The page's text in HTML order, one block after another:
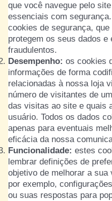
que você navegue pelo
essenciais com
cookies de segurança,
protegem os seus dados
fraudulentos.
Desempenho: os cookies
informações de forma
relacionadas à nossa loja
número de visitantes de
das visitas ao site e quais
usuário. Todos os dados
apenas para eventuais
eficácia da nossa
Funcionalidade: estes
lembrar definições de
objetivo de melhorar a
por exemplo,
ou suas respostas para